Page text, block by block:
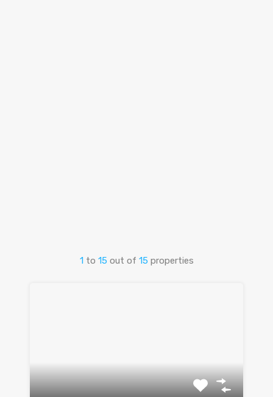
1 to 15 out of 15 properties